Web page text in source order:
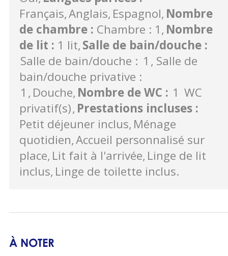
Français Anglais Espagnol Nombre
de chambre : Chambre : 1 Nombre
de lit : 1 lit Salle de bain/douche :
Salle de bain/douche : 1
Salle de
bain/douche privative :
1 Douche Nombre de WC : 1 WC
privatif(s) Prestations incluses :
Petit déjeuner inclus Ménage
quotidien Accueil personnalisé sur
place Lit fait à l'arrivée Linge de lit
inclus Linge de toilette inclus
À NOTER